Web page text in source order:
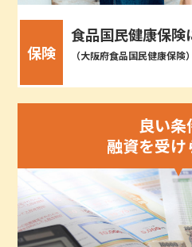
保険
食品国民健康保険
（大阪府食品国民健康保険）
良い条
融資を受け